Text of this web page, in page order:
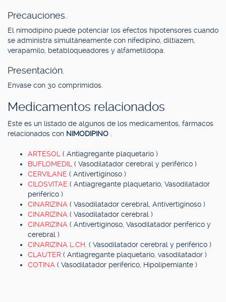
Precauciones.
El nimodipino puede potenciar los efectos hipotensores cuando
se administra simultáneamente con nifedipino, diltiazem,
verapamilo, betabloqueadores y alfametildopa.
Presentación.
Envase con 30 comprimidos.
Medicamentos relacionados
Este es un listado de algunos de los medicamentos, fármacos
relacionados con NIMODIPINO
ARTESOL ( Antiagregante plaquetario )
BUFLOMEDIL ( Vasodilatador cerebral y periférico )
CERVILANE ( Antivertiginoso )
CILOSVITAE ( Antiagregante plaquetario, Vasodilatador
periférico )
CINARIZINA ( Vasodilatador cerebral, Antivertiginoso )
CINARIZINA ( Vasodilatador cerebral )
CINARIZINA ( Antivertiginoso, Vasodilatador periférico y
cerebral )
CINARIZINA L.CH. ( Vasodilatador cerebral y periférico )
CLAUTER ( Antiagregante plaquetario, vasodilatador )
COTINA ( Vasodilatador periférico, Hipolipemiante )